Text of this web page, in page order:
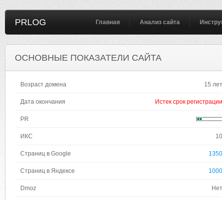
PRLOG Главная Анализ сайта
ОСНОВНЫЕ ПОКАЗАТЕЛИ САЙТА
Возраст домена 15 лет
Дата окончания Истек срок регистрации
PR
ИКС 10
Страниц в Google 1350
Страниц в Яндексе 1000
Dmoz Нет